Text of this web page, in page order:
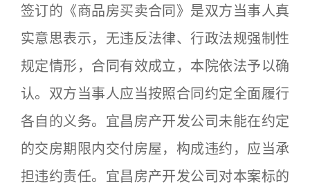
签订的《商品房买卖合同》是双方当事人真
实意思表示，无违反法律、行政法规强制性
规定情形，合同有效成立，本院依法予以确
认。双方当事人应当按照合同约定全面履行
各自的义务。宜昌房产开发公司未能在约定
的交房期限内交付房屋，构成违约，应当承
担违约责任。宜昌房产开发公司对本案标的